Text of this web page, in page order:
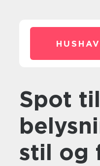
Spot til badeværelse: En
stil og